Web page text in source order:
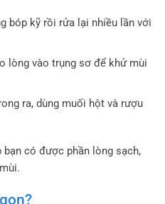
bóp kỹ rồi rửa lại nhiều lần với
lòng vào trụng sơ để khử mùi
ra, dùng muối hột và rượu
có được phần lòng sạch,